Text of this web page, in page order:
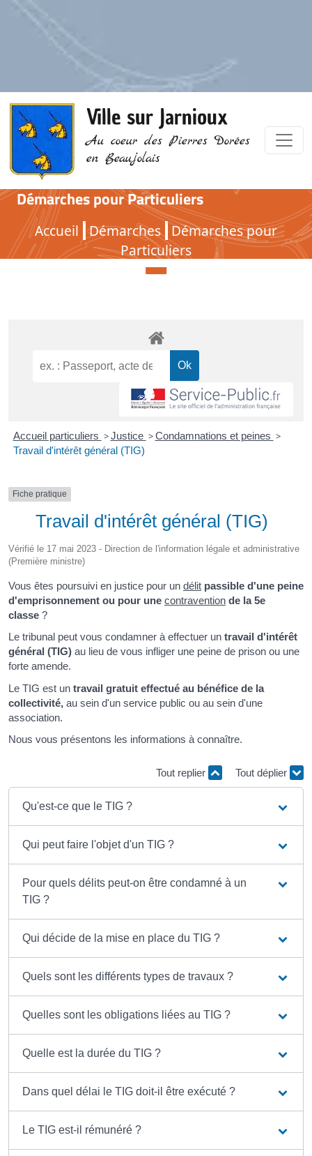
Ville sur Jarnioux
Au coeur des Pierres Dorées
en Beaujolais
Démarches pour Particuliers
Accueil Démarches Démarches pour
Particuliers
Démarches pour Particuliers
Accueil particuliers > Justice > Condamnations et peines >
Travail d'intérêt général (TIG)
Fiche pratique
Travail d'intérêt général (TIG)
Vérifié le 17 mai 2023 - Direction de l'information légale et administrative
(Première ministre)
Vous êtes poursuivi en justice pour un délit passible d'une peine
d'emprisonnement ou pour une contravention de la 5e
classe ?
Le tribunal peut vous condamner à effectuer un travail d'intérêt
général (TIG) au lieu de vous infliger une peine de prison ou une
forte amende.
Le TIG est un travail gratuit effectué au bénéfice de la
collectivité, au sein d'un service public ou au sein d'une
association.
Nous vous présentons les informations à connaître.
Tout replier Tout déplier
Qu'est-ce que le TIG ?
Qui peut faire l'objet d'un TIG ?
Pour quels délits peut-on être condamné à un
TIG ?
Qui décide de la mise en place du TIG ?
Quels sont les différents types de travaux ?
Quelles sont les obligations liées au TIG ?
Quelle est la durée du TIG ?
Dans quel délai le TIG doit-il être exécuté ?
Le TIG est-il rémunéré ?